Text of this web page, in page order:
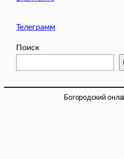
Телеграмм
Поиск
Богородский